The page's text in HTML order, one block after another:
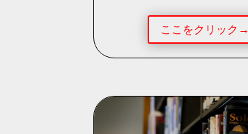
ここをクリック→